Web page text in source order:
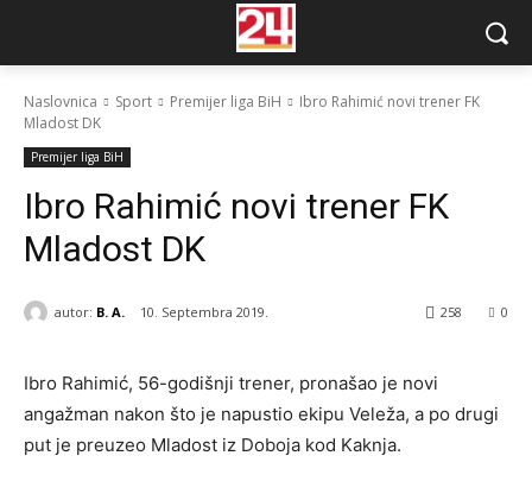
Naslovnica Sport Premijer liga BiH
Ibro Rahimić novi trener FK
Mladost DK
Premijer liga BiH
Ibro Rahimić novi trener FK
Mladost DK
autor: B. A. 10. Septembra 2019. 0
258
Ibro Rahimić, 56-godišnji trener, pronašao je novi
angažman nakon što je napustio ekipu Veleža, a po drugi
put je preuzeo Mladost iz Doboja kod Kaknja.